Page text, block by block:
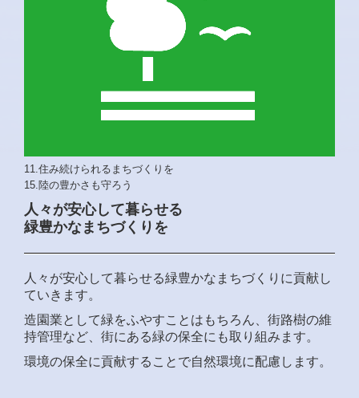
11.住み続けられるまちづくりを
15.陸の豊かさも守ろう
人々が安心して暮らせる
緑豊かなまちづくりを
人々が安心して暮らせる緑豊かなまちづくりに貢献し
ていきます。
造園業として緑をふやすことはもちろん、街路樹の維
持管理など、街にある緑の保全にも取り組みます。
環境の保全に貢献することで自然環境に配慮します。